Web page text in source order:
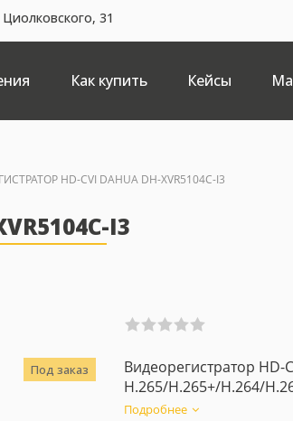
31
Как купить Кейсы
HD-CVI DAHUA DH-XVR5104C-I3
I3
Под заказ
Видеорегистратор HD-
H.265/H.265+/H.264/
4Mp=15...
Подробнее